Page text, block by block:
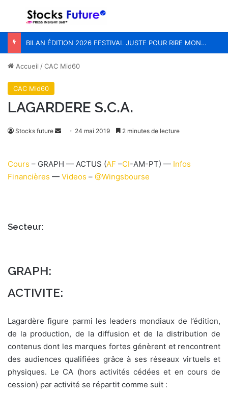
Menu
BILAN ÉDITION 2026 FESTIVAL JUSTE POUR RIRE MONTRÉAL
Accueil /CAC Mid60
CAC Mid60
LAGARDERE S.C.A.
Stocks future
o
y
r
l
24 mai 2019 2 minutes de lecture
Cours – GRAPH — ACTUS (AF –CI-AM-PT) — Infos
Financières — Videos – @Wingsbourse
Secteur:
GRAPH:
ACTIVITE:
Lagardère figure parmi les leaders mondiaux de l’édition,
de la production, de la diffusion et de la distribution de
contenus dont les marques fortes génèrent et rencontrent
des audiences qualifiées grâce à ses réseaux virtuels et
physiques. Le CA (hors activités cédées et en cours de
cession) par activité se répartit comme suit :